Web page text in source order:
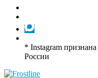
* Instagram
России